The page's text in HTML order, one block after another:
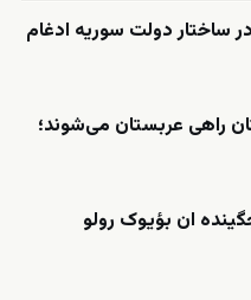
ساختار دولت سوریه ادغام
راهی عربستان می‌شوند؛
ان بؤیوک رولو